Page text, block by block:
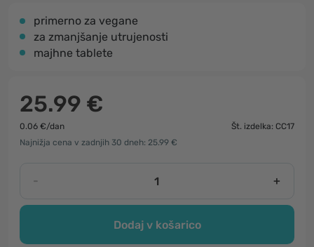
primerno za vegane
za zmanjšanje utrujenosti
majhne tablete
25.99 €
0.06 €/dan
Št. izdelka: CC17
Najnižja cena v zadnjih 30 dneh: 25.99 €
- +
Dodaj v košarico